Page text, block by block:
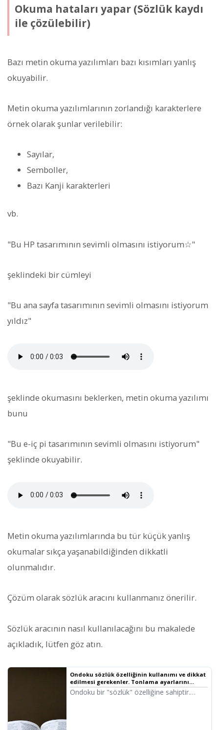
Okuma hataları yapar (Sözlük kaydı
ile çözülebilir)
Bazı metin okuma yazılımları bazı kısımları yanlış
okuyabilir.
Metin okuma yazılımlarının zorlandığı karakterlere
örnek olarak şunlar verilebilir:
Sayılar,
Semboller,
Bazı Kanji karakterleri
vb.
"Bu HP tasarımının sevimli olmasını istiyorum☆"
şeklindeki bir cümleyi
"Bu ana sayfa tasarımının sevimli olmasını istiyorum
yıldız"
şeklinde okumasını beklerken, metin okuma yazılımı
bunu
"Bu e-iç pi tasarımının sevimli olmasını istiyorum"
şeklinde okuyabilir.
Metin okuma yazılımlarında bu tür küçük yanlış
okumalar sıkça yaşanabildiğinden dikkatli
olunmalıdır.
Çözüm olarak sözlük aracını kullanmanız önerilir.
Sözlük aracının nasıl kullanılacağını bu makalede
açıkladık, lütfen göz atın.
Ondoku sözlük özelliğinin kullanımı ve dikkat
edilmesi gerekenler. Tonlama ayarlarını
kaydederek daha verimli kullanın | Metin
Okuma Yazılımı Ondoku
Ondoku bir "sözlük" özelliğine sahiptir.